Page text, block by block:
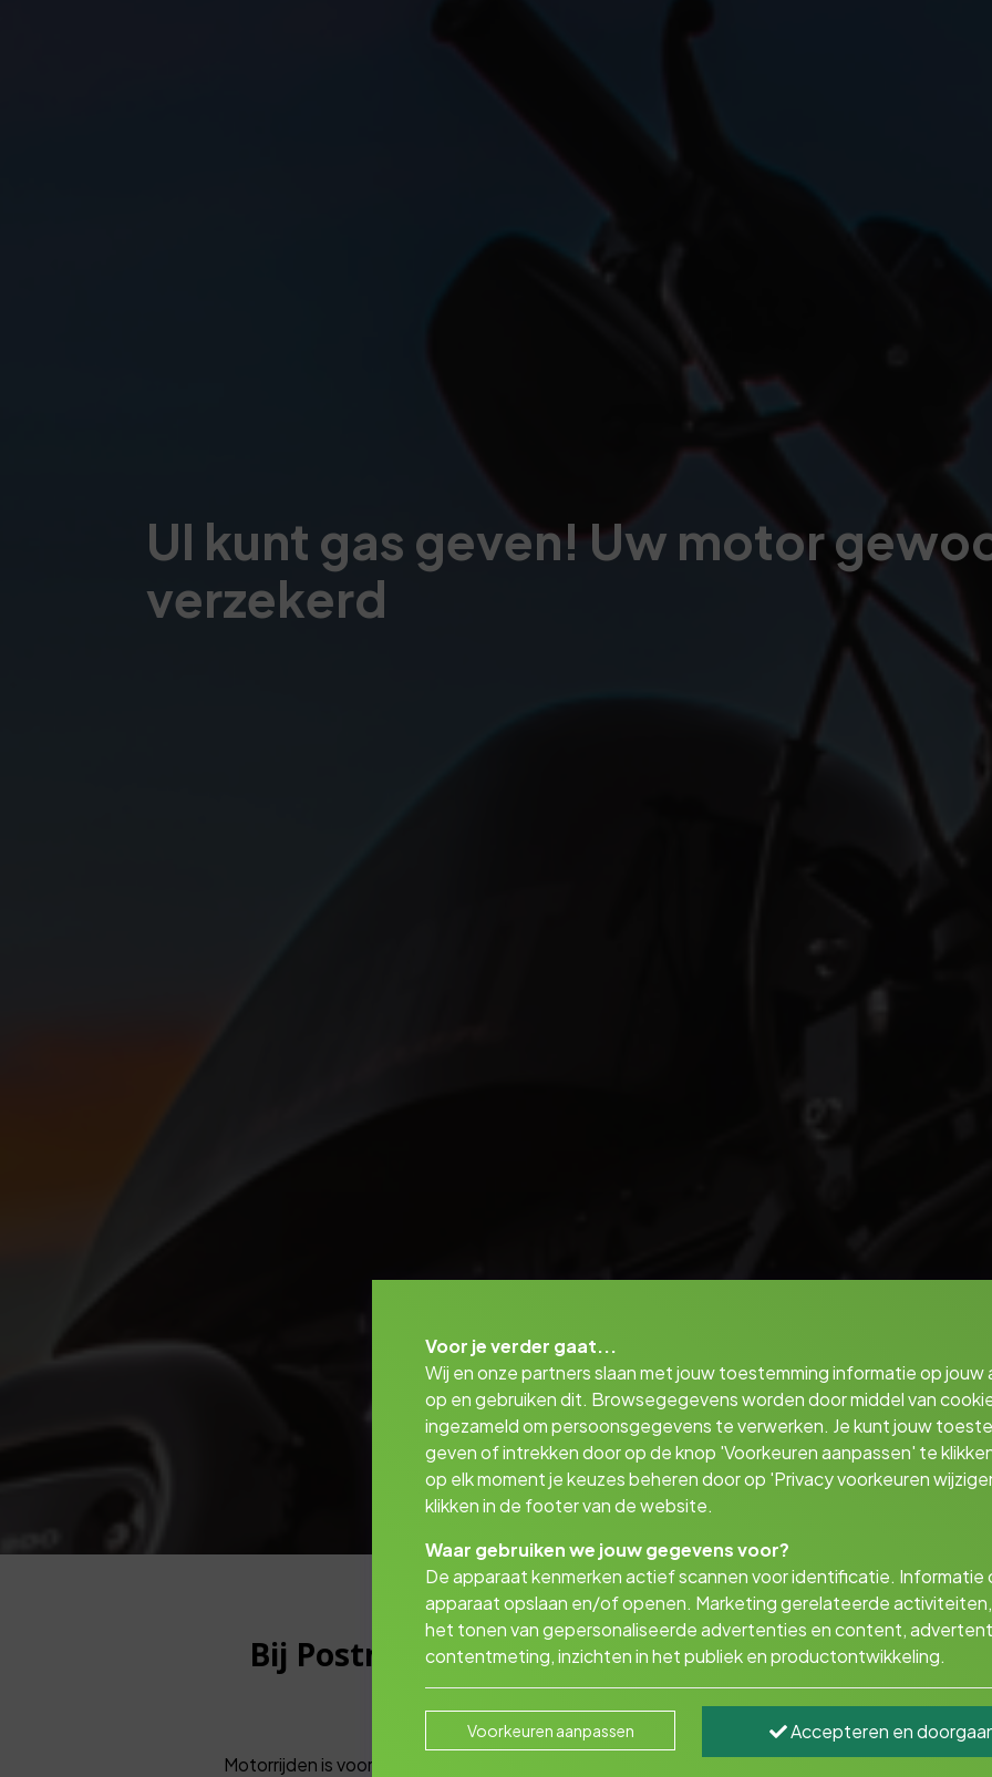
UI kunt gas geven! Uw motor
verzekerd
Bij Postmus Bedrijfsverzekeringen &
polis op maat!
Motorrijden is voor veel mensen een hobby of zelfs een way of life. Uw motor goed en
Voor je verder gaat...
Wij en onze partners slaan met jouw toestemming informatie op jouw
op en gebruiken dit. Browsegegevens worden door middel van
ingezameld om persoonsgegevens te verwerken. Je kunt jouw
geven of intrekken door op de knop 'Voorkeuren aanpassen' te
op elk moment je keuzes beheren door op 'Privacy voorkeuren
klikken in de footer van de website.
Waar gebruiken we jouw gegevens voor?
De apparaat kenmerken actief scannen voor identificatie. Informatie
apparaat opslaan en/of openen. Marketing gerelateerde
het tonen van gepersonaliseerde advertenties en content,
contentmeting, inzichten in het publiek en productontwikkeling.
Voorkeuren aanpassen Accepteren en